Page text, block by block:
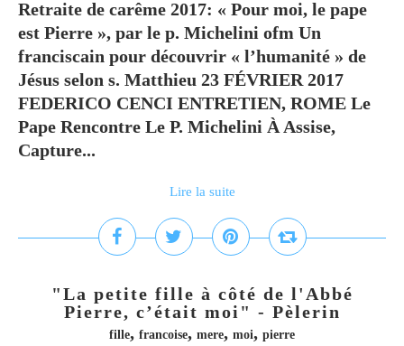
Retraite de carême 2017: « Pour moi, le pape
est Pierre », par le p. Michelini ofm Un
franciscain pour découvrir « l’humanité » de
Jésus selon s. Matthieu 23 FÉVRIER 2017
FEDERICO CENCI ENTRETIEN, ROME Le
Pape Rencontre Le P. Michelini À Assise,
Capture...
Lire la suite
"La petite fille à côté de l'Abbé
Pierre, c’était moi" - Pèlerin
fille, francoise, mere, moi, pierre